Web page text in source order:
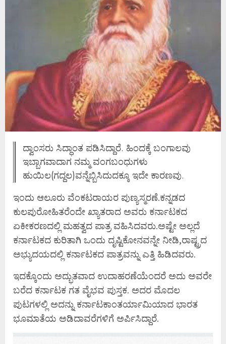
ದ್ವಾಂಸರು ಸಿದ್ಧಾಂತ ಪಡಿಸಿದ್ದಾರೆ. ಹಿಂದಕ್ಕೆ ಬಂಗಾಲವು
ಇಬ್ಬಾಗವಾದಾಗ ನಮ್ಮ ವಂಗಬಂಧುಗಳು
ಹುಯಿಲ(ಗದ್ದಲ)ವನ್ನೆಬ್ಬಿಸಿದುದಕ್ಕೂ ಇದೇ ಕಾರಣವು.
ಇಂದು ಆಲೂರು ವೆಂಕಟರಾಯರ ಪುಣ್ಯಸ್ಮರಣೆ.ಕನ್ನಡದ
ಕುಲಪುರೋಹಿತರೆಂದೇ ಖ್ಯಾತರಾದ ಅವರು ಕರ್ನಾಟಕದ
ಏಕೀಕರಣದಲ್ಲಿ ಮಹತ್ವದ ಪಾತ್ರ ವಹಿಸಿದವರು.ಅಷ್ಟೇ ಅಲ್ಲದೆ
ಕರ್ನಾಟಕದ ಕುರಿತಾಗಿ ಒಂದು ದೃಷ್ಟಿಕೋನವನ್ನೇ ನೀಡಿ,ರಾಷ್ಟ್ರದ
ಅಭ್ಯುದಯದಲ್ಲಿ ಕರ್ನಾಟಕದ ಪಾತ್ರವನ್ನು ಎತ್ತಿ ಹಿಡಿದವರು.
ಇದಕ್ಕೊಂದು ಅದ್ಭುತವಾದ ಉದಾಹರಣೆಯೆಂದರೆ ಅದು ಅವರೇ
ಬರೆದ ಕರ್ನಾಟಕ ಗತ ವೈಭವ ಪುಸ್ತಕ. ಅದರ ಮೊದಲ
ಪುಟಗಳಲ್ಲಿ ಅದನ್ನು ಕರ್ನಾಟಕಾಂತರ್ಯಾಮಿಯಾದ ಭಾರತ
ಭೂಮಾತೆಯ ಅಡಿದಾವರೆಗಳಿಗೆ ಅರ್ಪಿಸಿದ್ದಾರೆ.